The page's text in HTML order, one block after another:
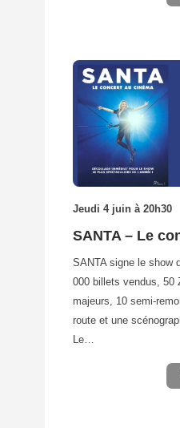
Jeudi 4 juin à 20h30
SANTA – Le
SANTA signe le show
000 billets vendus, 50
majeurs, 10 semi-
route et une
Le…